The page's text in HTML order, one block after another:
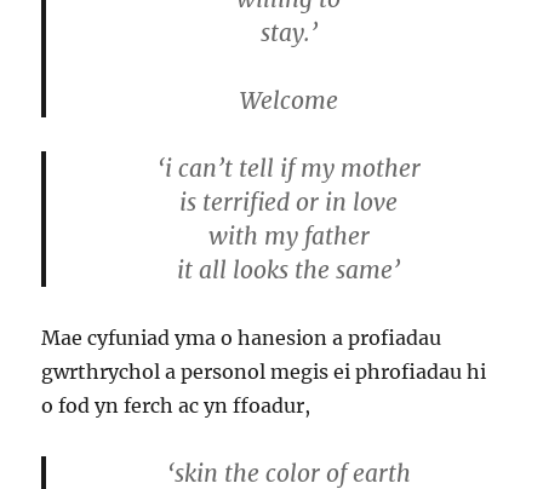
stay.’
Welcome
‘i can’t tell if my mother
is terrified or in love
with my father
it all looks the same’
Mae cyfuniad yma o hanesion a profiadau
gwrthrychol a personol megis ei phrofiadau hi
o fod yn ferch ac yn ffoadur,
‘skin the color of earth